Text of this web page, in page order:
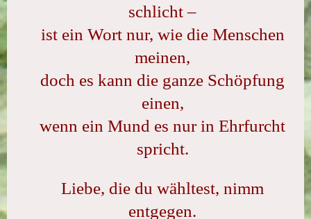
schlicht –
ist ein Wort nur, wie die Menschen
meinen,
doch es kann die ganze Schöpfung
einen,
wenn ein Mund es nur in Ehrfurcht
spricht.
Liebe, die du wähltest, nimm
entgegen.